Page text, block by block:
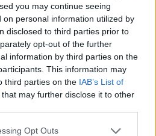
you may continue seeing
on personal information utilized by
disclosed to third parties prior to
opt-out of the further
information by third parties on the
This information may
third parties on the IAB’s List of
that may further disclose it to other
app uses one or more Google
Opt Outs
της πανδημίας
Χριστούγεννα
την αρχή στα
στις υπόλοιπες